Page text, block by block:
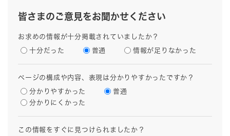
皆さまのご意見をお聞かせください
お求めの情報が十分掲載されていましたか？
十分だった 普通 情報が足りなかった
ページの構成や内容、表現は分かりやすかったですか？
分かりやすかった
普通
分かりにくかった
この情報をすぐに見つけられましたか？